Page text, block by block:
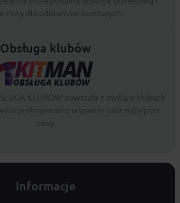
Obsługa klubów
Informacje